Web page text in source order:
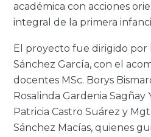
académica con acciones
integral de la primera
El proyecto fue dirigido por
Sánchez García, con el
docentes MSc. Borys
Rosalinda Gardenia Sagñay
Patricia Castro Suárez y
Sánchez Macías, quienes